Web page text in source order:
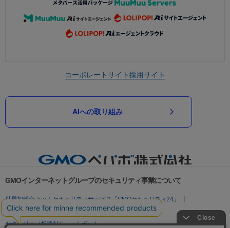
コーポレートサイト採用サイト
AIへの取り組み
GMOインターネットグループのセキュリティ事業について
世界初総合ネットセキュリティサービス「GMOセキュリティ24」
パスワード漏洩診断
Webサイトリスク診断
セキュリティ相談AIチャットボット